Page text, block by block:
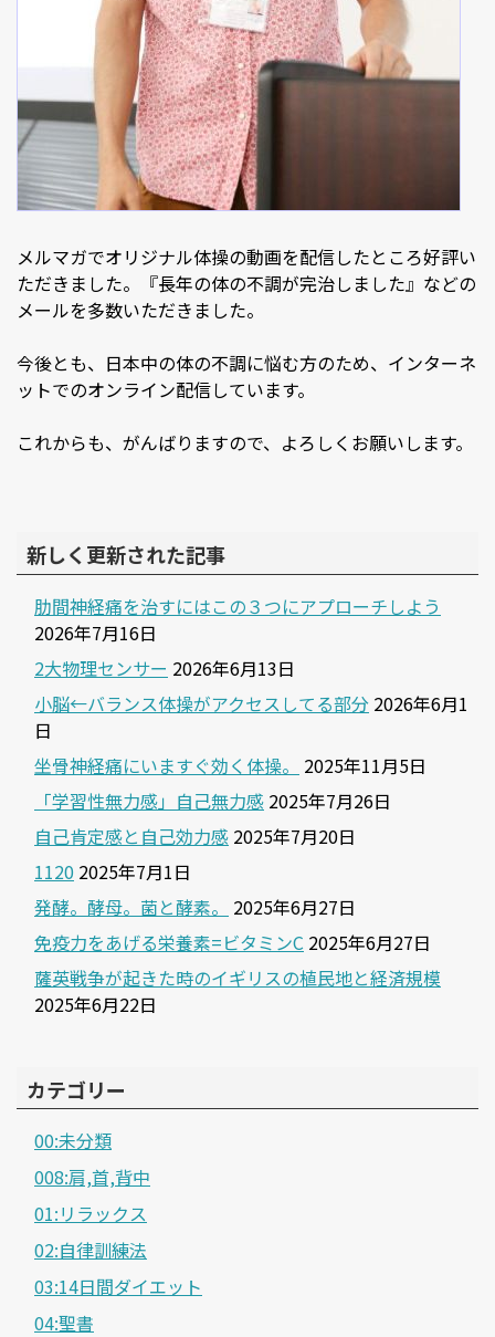
メルマガでオリジナル体操の動画を配信したところ好評い
ただきました。『長年の体の不調が完治しました』などの
メールを多数いただきました。
今後とも、日本中の体の不調に悩む方のため、インターネ
ットでのオンライン配信しています。
これからも、がんばりますので、よろしくお願いします。
新しく更新された記事
肋間神経痛を治すにはこの３つにアプローチしよう
2026年7月16日
2大物理センサー 2026年6月13日
小脳←バランス体操がアクセスしてる部分 2026年6月1
日
坐骨神経痛にいますぐ効く体操。
2025年11月5日
「学習性無力感」自己無力感 2025年7月26日
自己肯定感と自己効力感 2025年7月20日
1120 2025年7月1日
発酵。酵母。菌と酵素。
2025年6月27日
免疫力をあげる栄養素=ビタミンC 2025年6月27日
薩英戦争が起きた時のイギリスの植民地と経済規模
2025年6月22日
カテゴリー
00:未分類
008:肩,首,背中
01:リラックス
02:自律訓練法
03:14日間ダイエット
04:聖書